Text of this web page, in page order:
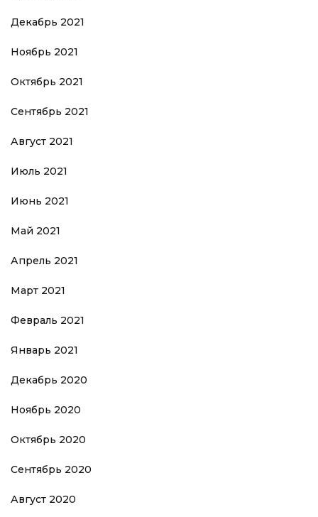
Декабрь 2021
Ноябрь 2021
Октябрь 2021
Сентябрь 2021
Август 2021
Июль 2021
Июнь 2021
Май 2021
Апрель 2021
Март 2021
Февраль 2021
Январь 2021
Декабрь 2020
Ноябрь 2020
Октябрь 2020
Сентябрь 2020
Август 2020